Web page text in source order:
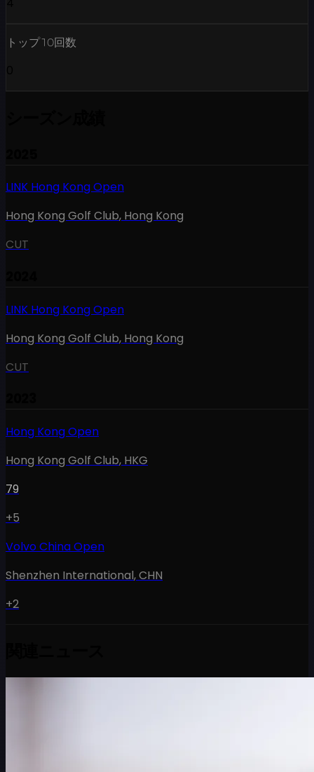
トップ10回数
LINK Hong Kong Open
Hong Kong Golf Club, Hong Kong
CUT
LINK Hong Kong Open
Hong Kong Golf Club, Hong Kong
CUT
Hong Kong Open
Hong Kong Golf Club, HKG
79
+5
Volvo China Open
Shenzhen International,CHN
+2